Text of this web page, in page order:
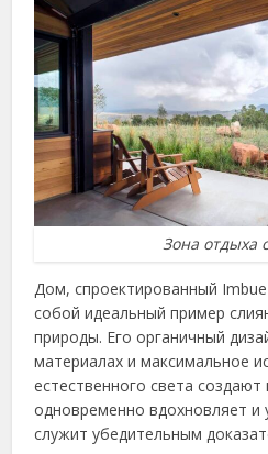
Зона отдыха
Дом, спроектированный
собой идеальный пример
природы. Его органичный
материалах и максимальное
естественного света
одновременно вдохновляет и
служит убедительным